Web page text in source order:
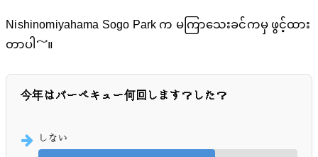
Nishinomiyahama Sogo Park က မကြာသေးခင်ကမှ ဖွင့်ထား
တာပါ～။
今年はバーベキュー何回します？した？
しない